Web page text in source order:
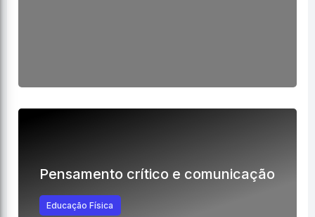
Pensamento crítico e comunicação
Educação Física